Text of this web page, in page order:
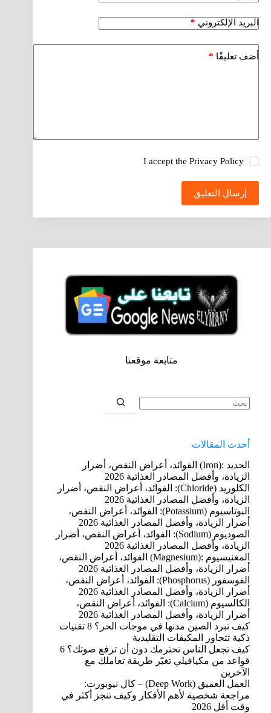
البريد الإلكتروني *
أضف تعليقًا *
I accept the Privacy Policy
إرسال التعليق
متابعة موقعنا
أحدث المقالات
الحديد‎ (Iron): ‎الفوائد، أعراض النقص، أضرار
الزيادة، وأفضل المصادر الغذائية 2026
الكلوريد (Chloride): الفوائد، أعراض النقص، أضرار
الزيادة، وأفضل المصادر الغذائية 2026
البوتاسيوم (Potassium): الفوائد، أعراض النقص،
أضرار الزيادة، وأفضل المصادر الغذائية 2026
الصوديوم (Sodium): الفوائد، أعراض النقص، أضرار
الزيادة، وأفضل المصادر الغذائية 2026
المغنيسيوم‎ (Magnesium): ‎الفوائد، أعراض النقص،
أضرار الزيادة، وأفضل المصادر الغذائية 2026
الفوسفور (Phosphorus): الفوائد، أعراض النقص،
أضرار الزيادة، وأفضل المصادر الغذائية 2026
الكالسيوم (Calcium): الفوائد، أعراض النقص،
أضرار الزيادة، وأفضل المصادر الغذائية 2026
كيف تبرد الصين مدنها في موجات الحر؟ 8 تقنيات
ذكية تتجاوز المكيفات التقليدية
كيف تجعل الناس تحترمك دون أن ترفع صوتك؟ 6
قواعد من مكيافيلي تغيّر ‏طريقة تعاملك مع
الآخرين
العمل العميق (Deep Work) – كال نيوبورت:
مراجعة شخصية لأهم الأفكار وكيف تنجز أكثر في
وقت أقل 2026